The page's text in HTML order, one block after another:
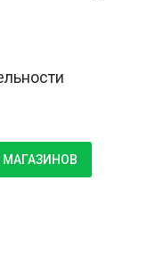
МАГАЗИНОВ